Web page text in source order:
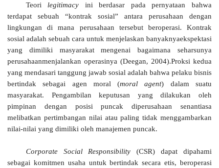
Teori legitimacy ini berdasar pada pernyataan bahwa
terdapat sebuah “kontrak sosial” antara perusahaan dengan
lingkungan di mana perusahaan tersebut beroperasi. Kontrak
sosial adalah sebuah cara untuk menjelaskan banyaknyaekspektasi
yang dimiliki masyarakat mengenai bagaimana seharsunya
perusahaanmenjalankan operasinya (Deegan, 2004).Proksi kedua
yang mendasari tanggung jawab sosial adalah bahwa pelaku bisnis
bertindak sebagai agen moral (moral agent) dalam suatu
masyarakat. Pengambilan keputusan yang dilakukan oleh
pimpinan dengan posisi puncak diperusahaan senantiasa
melibatkan pertimbangan nilai atau paling tidak menggambarkan
nilai-nilai yang dimiliki oleh manajemen puncak.
Corporate Social Responsibility (CSR) dapat dipahami
sebagai komitmen usaha untuk bertindak secara etis, beroperasi